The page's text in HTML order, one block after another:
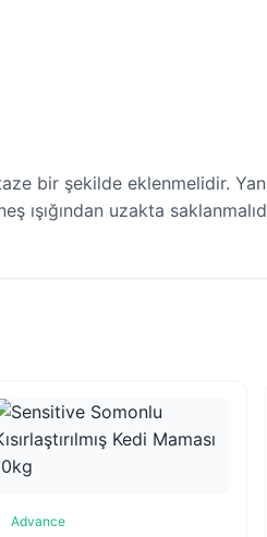
bir şekilde eklenmelidir.
ışığından uzakta
Advance